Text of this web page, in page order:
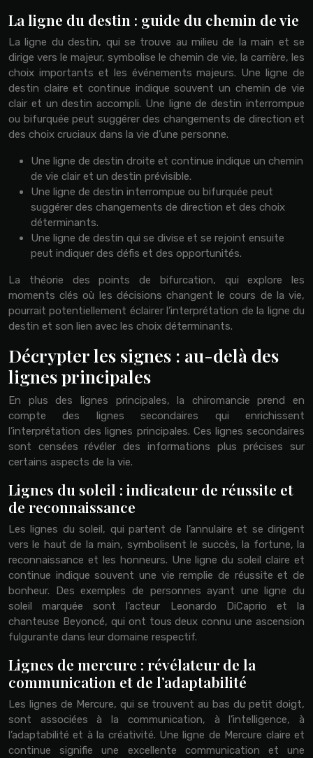
La ligne du destin : guide du chemin de vie
La ligne du destin, qui se trouve au milieu de la main et se
dirige vers le majeur, symbolise le chemin de vie, la carrière, les
choix importants et les événements majeurs. Une ligne de
destin claire et continue indique souvent un chemin de vie
clair et un destin accompli. Une ligne de destin interrompue
ou bifurquée peut suggérer des changements de direction et
des choix cruciaux dans la vie d’une personne.
Une ligne de destin droite et continue indique un chemin
de vie clair et un destin prévisible.
Une ligne de destin interrompue ou bifurquée peut
suggérer des changements de direction et des choix
déterminants.
Une ligne de destin qui se divise et se rejoint ensuite
peut indiquer des défis et des opportunités.
La théorie des points de bifurcation, qui explore les
moments clés où les décisions changent le cours de la vie,
pourrait potentiellement éclairer l’interprétation de la ligne du
destin et son lien avec les choix déterminants.
Décrypter les signes : au-delà des
lignes principales
En plus des lignes principales, la chiromancie prend en
compte des lignes secondaires qui enrichissent
l’interprétation des lignes principales. Ces lignes secondaires
sont censées révéler des informations plus précises sur
certains aspects de la vie.
Lignes du soleil : indicateur de réussite et
de reconnaissance
Les lignes du soleil, qui partent de l’annulaire et se dirigent
vers le haut de la main, symbolisent le succès, la fortune, la
reconnaissance et les honneurs. Une ligne du soleil claire et
continue indique souvent une vie remplie de réussite et de
bonheur. Des exemples de personnes ayant une ligne du
soleil marquée sont l’acteur Leonardo DiCaprio et la
chanteuse Beyoncé, qui ont tous deux connu une ascension
fulgurante dans leur domaine respectif.
Lignes de mercure : révélateur de la
communication et de l’adaptabilité
Les lignes de Mercure, qui se trouvent au bas du petit doigt,
sont associées à la communication, à l’intelligence, à
l’adaptabilité et à la créativité. Une ligne de Mercure claire et
continue signifie une excellente communication et une